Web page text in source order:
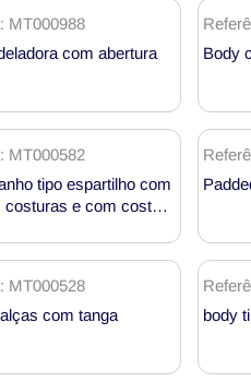
MT000988
com abertura
Body
MT000582
tipo espartilho com
e com costas
MT000528
com tanga
body